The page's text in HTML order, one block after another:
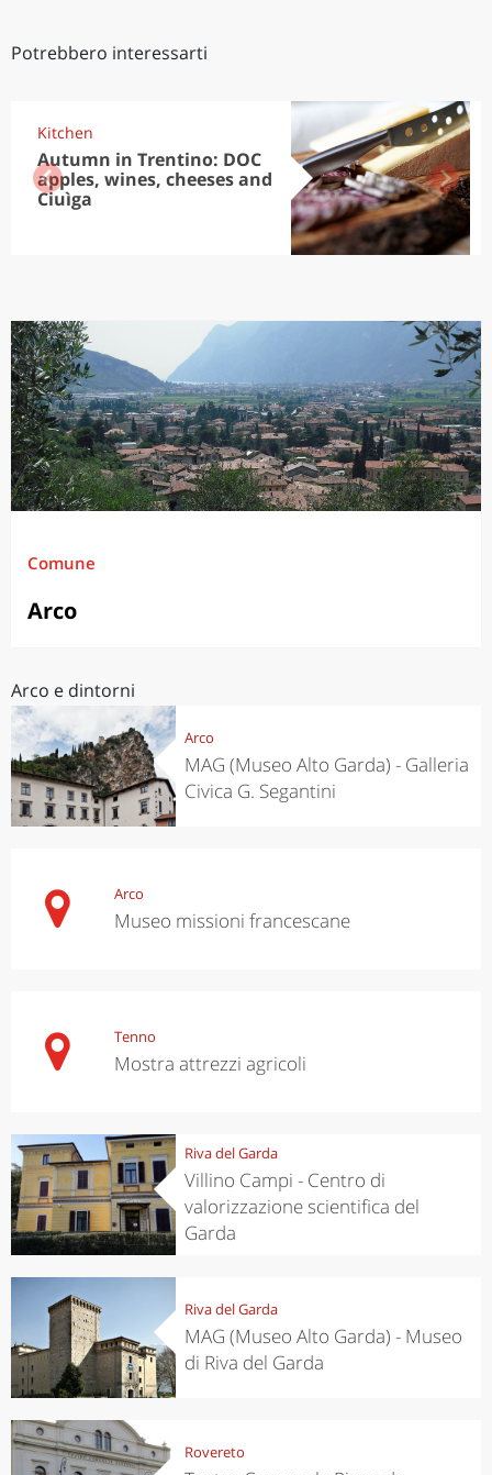
Potrebbero interessarti
Kitchen
Autumn in Trentino: DOC
apples, wines, cheeses and
Ciuìga
Comune
Arco
Arco e dintorni
Arco
MAG (Museo Alto Garda) - Galleria
Civica G. Segantini
Arco
Museo missioni francescane
Tenno
Mostra attrezzi agricoli
Riva del Garda
Villino Campi - Centro di
valorizzazione scientifica del
Garda
Riva del Garda
MAG (Museo Alto Garda) - Museo
di Riva del Garda
Rovereto